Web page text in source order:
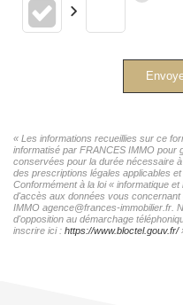
« Les informations recueillies sur ce
informatisé par FRANCES IMMO pour
conservées pour la durée nécessaire
des prescriptions légales applicables
Conformément à la loi « informatique
d'accès aux données vous
IMMO agence@frances-immobilier.fr.
d'opposition au démarchage
inscrire ici : https://www.bloctel.gouv.fr/